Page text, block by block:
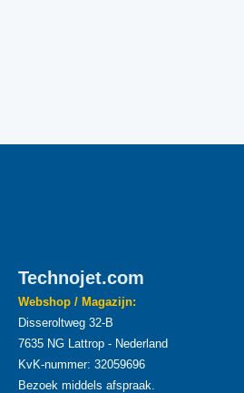
Technojet.com
Webshop / Magazijn:
Disseroltweg 32-B
7635 NG Lattrop - Nederland
KvK-nummer: 32059696
Bezoek middels afspraak.